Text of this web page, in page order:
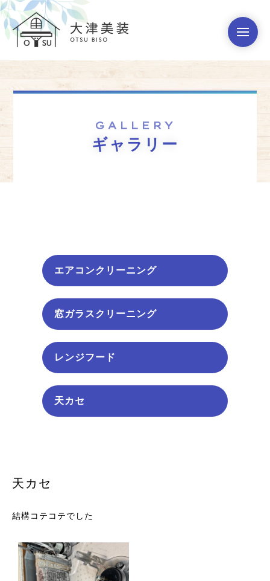
GALLERY
ギャラリー
エアコンクリーニング
窓ガラスクリーニング
レンジフード
天カセ
天カセ
結構コテコテでした